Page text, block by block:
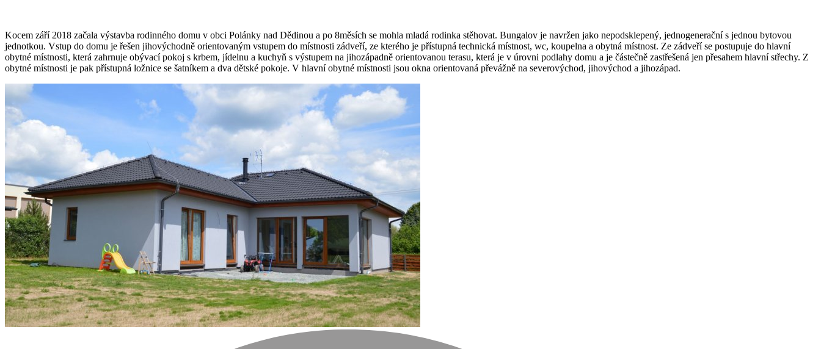
Kocem září 2018 začala výstavba rodinného domu v obci Polánky nad Dědinou a po 8měsích se mohla mladá rodinka stěhovat. Bungalov je navržen jako nepodsklepený, jednogenerační s jednou bytovou
jednotkou. Vstup do domu je řešen jihovýchodně orientovaným vstupem do místnosti zádveří, ze kterého je přístupná technická místnost, wc, koupelna a obytná místnost. Ze zádveří se postupuje do hlavní
obytné místnosti, která zahrnuje obývací pokoj s krbem, jídelnu a kuchyň s výstupem na jihozápadně orientovanou terasu, která je v úrovni podlahy domu a je částečně zastřešená jen přesahem hlavní střechy. Z
obytné místnosti je pak přístupná ložnice se šatníkem a dva dětské pokoje. V hlavní obytné místnosti jsou okna orientovaná převážně na severovýchod, jihovýchod a jihozápad.